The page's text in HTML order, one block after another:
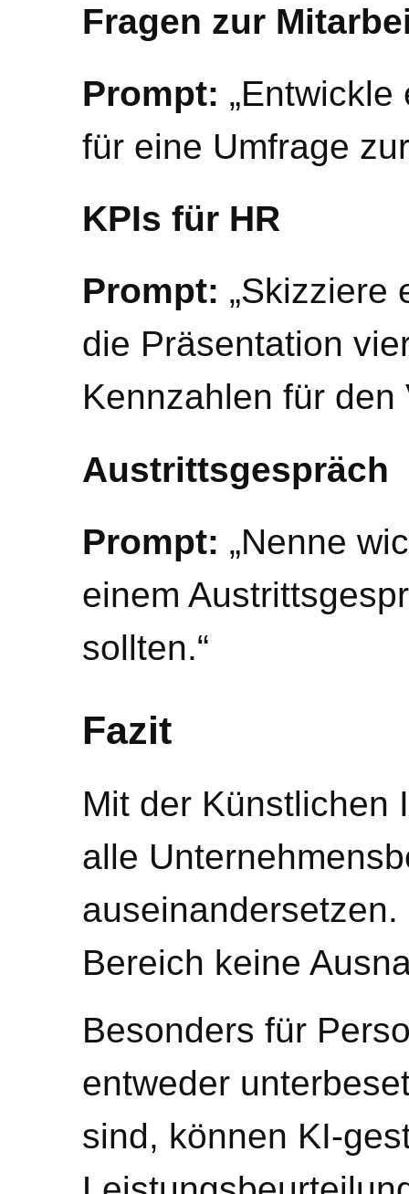
Fragen zur
Prompt:
für eine Umfrage
KPIs für HR
Prompt: „Skizziere
die Präsentation
Kennzahlen für den
Austrittsgespräch
Prompt: „Nenne
einem
sollten.“
Fazit
Mit der Künstlichen
alle
Bereich keine
Besonders für
entweder
sind, können KI-